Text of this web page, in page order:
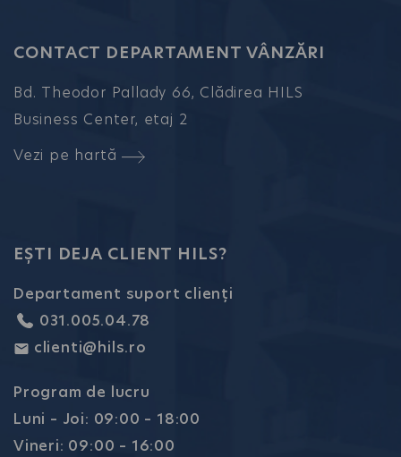
CONTACT DEPARTAMENT VÂNZĂRI
Bd. Theodor Pallady 66, Clădirea HILS
Business Center, etaj 2
Vezi pe hartă
EȘTI DEJA CLIENT HILS?
Departament suport clienți
031.005.04.78
clienti@hils.ro
Program de lucru
Luni – Joi: 09:00 – 18:00
Vineri: 09:00 – 16:00